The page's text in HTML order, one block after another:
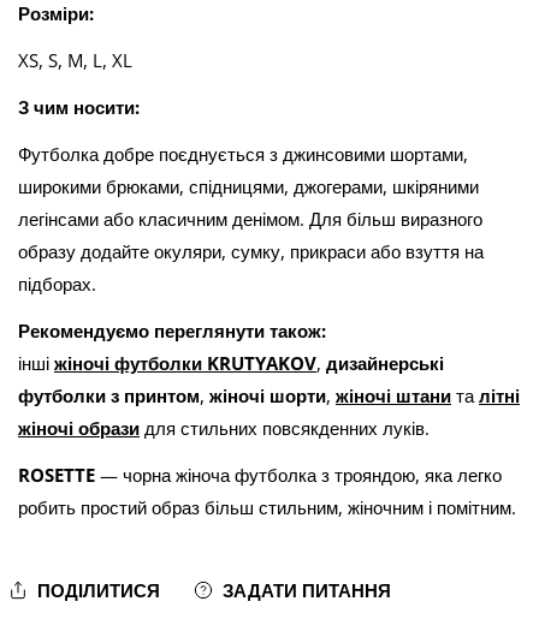
Розміри:
XS, S, M, L, XL
З чим носити:
Футболка добре поєднується з джинсовими шортами,
широкими брюками, спідницями, джогерами, шкіряними
легінсами або класичним денімом. Для більш виразного
образу додайте окуляри, сумку, прикраси або взуття на
підборах.
Рекомендуємо переглянути також:
інші жіночі футболки KRUTYAKOV, дизайнерські
футболки з принтом, жіночі шорти, жіночі штани талітні
жіночі образи для стильних повсякденних луків.
ROSETTE — чорна жіноча футболка з трояндою, яка легко
робить простий образ більш стильним, жіночним і помітним.
ПОДІЛИТИСЯ ЗАДАТИ ПИТАННЯ